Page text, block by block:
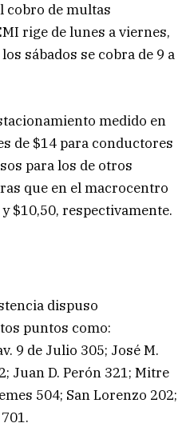
cobro de multas
rige de lunes a viernes,
sábados se cobra de 9 a
medido en
de $14 para conductores
para los de otros
que en el macrocentro
$10,50, respectivamente.
dispuso
puntos como:
9 de Julio 305; José M.
Juan D. Perón 321; Mitre
504; San Lorenzo 202;